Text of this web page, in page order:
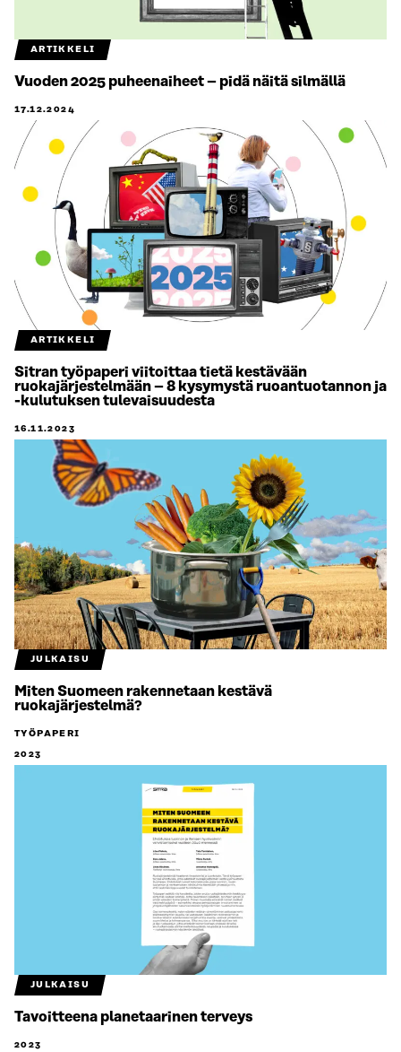
ARTIKKELI
Vuoden 2025 puheenaiheet – pidä näitä silmällä
17.12.2024
ARTIKKELI
Sitran työpaperi viitoittaa tietä kestävään
ruokajärjestelmään – 8 kysymystä ruoantuotannon ja
-kulutuksen tulevaisuudesta
16.11.2023
JULKAISU
Miten Suomeen rakennetaan kestävä
ruokajärjestelmä?
TYÖPAPERI
2023
JULKAISU
Tavoitteena planetaarinen terveys
2023